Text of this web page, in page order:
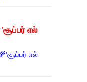
எல்
எல்